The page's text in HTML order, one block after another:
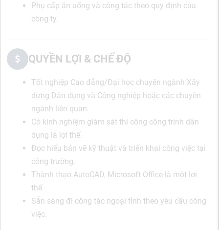
Phụ cấp ăn uống và công tác theo quy định của
công ty.
QUYỀN LỢI & CHẾ ĐỘ
Tốt nghiệp Cao đẳng/Đại học chuyên ngành Xây
dựng Dân dụng và Công nghiệp hoặc các chuyên
ngành liên quan.
Có kinh nghiệm giám sát thi công công trình dân
dụng là lợi thế.
Đọc hiểu bản vẽ kỹ thuật và triển khai công việc tại
công trường.
Thành thạo AutoCAD, Microsoft Office là một lợi
thế.
Sẵn sàng đi công tác ngoại tỉnh theo yêu cầu công
việc.